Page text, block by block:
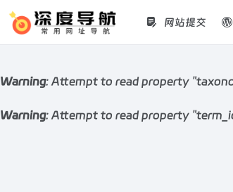
Warning: Attempt to read property
Warning: Attempt to read property
网站提交